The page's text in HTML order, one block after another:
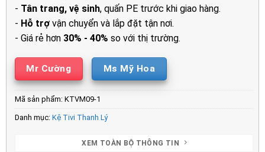
- Tân trang, vệ sinh, quấn PE trước khi giao hàng.
- Hỗ trợvận chuyển và lắp đặt tận nơi.
- Giá rẻ hơn 30% - 40% so với thị trường.
Mr Cường Ms Mỹ Hoa
Mã sản phẩm: KTVM09-1
Danh mục: Kệ Tivi Thanh Lý
XEM TOÀN BỘ THÔNG TIN